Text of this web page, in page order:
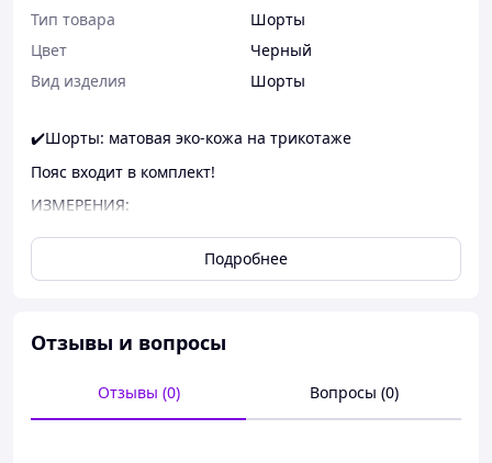
Тип товара
Шорты
Цвет
Черный
Вид изделия
Шорты
✔️Шорты: матовая эко-кожа на трикотаже
Пояс входит в комплект!
ИЗМЕРЕНИЯ:
р.128 длина шорт/бедра/талия 29/38/26см
р.134 длина шорт/бедра/талия 30/40/26см
р.146 длина шорт/бедра/талия 33/43/28см
р.158 длина шорт/бедра/талия 36/49/30см
Подробнее
Отзывы и вопросы
Отзывы (0) Вопросы (0)